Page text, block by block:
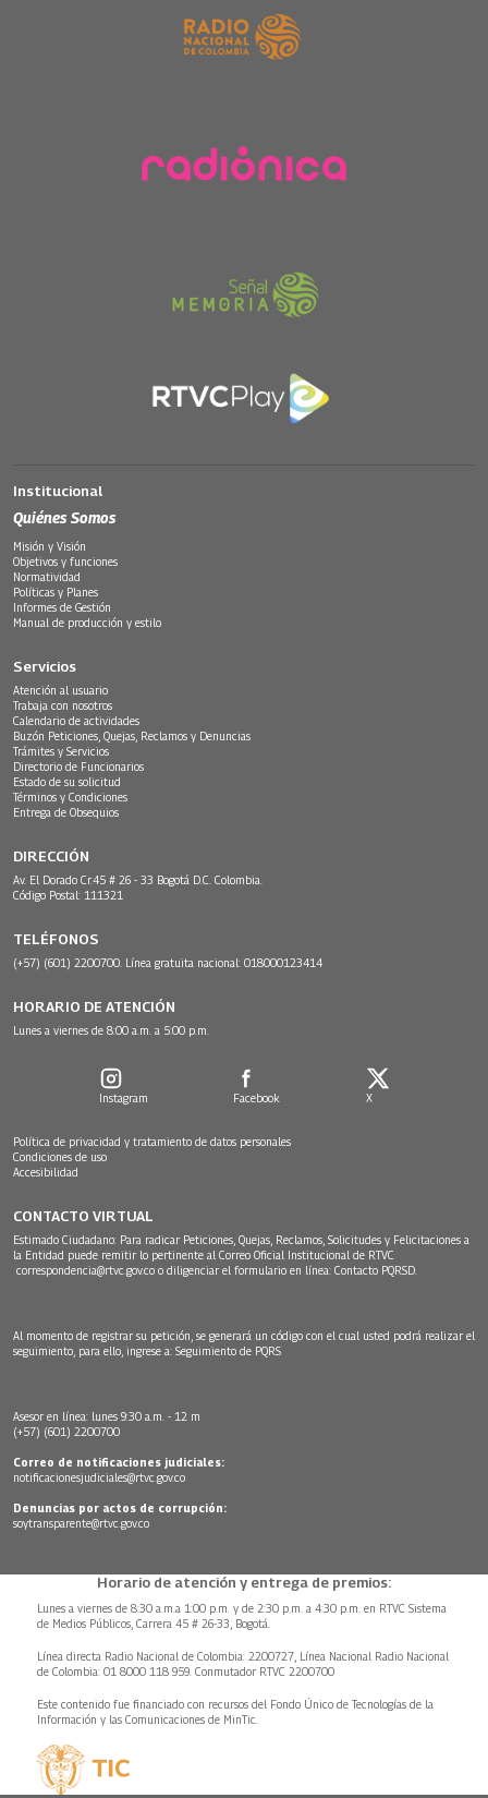
Institucional
Quiénes Somos
Misión y Visión
Objetivos y funciones
Normatividad
Políticas y Planes
Informes de Gestión
Manual de producción y estilo
Servicios
Atención al usuario
Trabaja con nosotros
Calendario de actividades
Buzón Peticiones, Quejas, Reclamos y Denuncias
Trámites y Servicios
Directorio de Funcionarios
Estado de su solicitud
Términos y Condiciones
Entrega de Obsequios
DIRECCIÓN
Av. El Dorado Cr.45 # 26 - 33 Bogotá D.C. Colombia.
Código Postal: 111321
TELÉFONOS
(+57) (601) 2200700. Línea gratuita nacional: 018000123414
HORARIO DE ATENCIÓN
Lunes a viernes de 8:00 a.m. a 5:00 p.m.
Instagram Facebook X
Política de privacidad y tratamiento de datos personales
Condiciones de uso
Accesibilidad
CONTACTO VIRTUAL
Estimado Ciudadano: Para radicar Peticiones, Quejas, Reclamos, Solicitudes y Felicitaciones a
la Entidad puede remitir lo pertinente al Correo Oficial Institucional de RTVC
correspondencia@rtvc.gov.co o diligenciar el formulario en línea: Contacto PQRSD.
Al momento de registrar su petición, se generará un código con el cual usted podrá realizar el
seguimiento, para ello, ingrese a: Seguimiento de PQRS
Asesor en línea: lunes 9:30 a.m. - 12 m
(+57) (601) 2200700
Correo de notificaciones judiciales:
notificacionesjudiciales@rtvc.gov.co
Denuncias por actos de corrupción:
soytransparente@rtvc.gov.co
Horario de atención y entrega de premios:
Lunes a viernes de 8:30 a.m.a 1:00 p.m. y de 2:30 p.m. a 4:30 p.m. en RTVC Sistema
de Medios Públicos, Carrera 45 # 26-33, Bogotá.
Línea directa Radio Nacional de Colombia: 2200727, Línea Nacional Radio Nacional
de Colombia: 01 8000 118 959. Conmutador RTVC 2200700
Este contenido fue financiado con recursos del Fondo Único de Tecnologías de la
Información y las Comunicaciones de MinTic.